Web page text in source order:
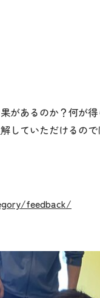
があるのか？何が得
していただけるので
feedback/